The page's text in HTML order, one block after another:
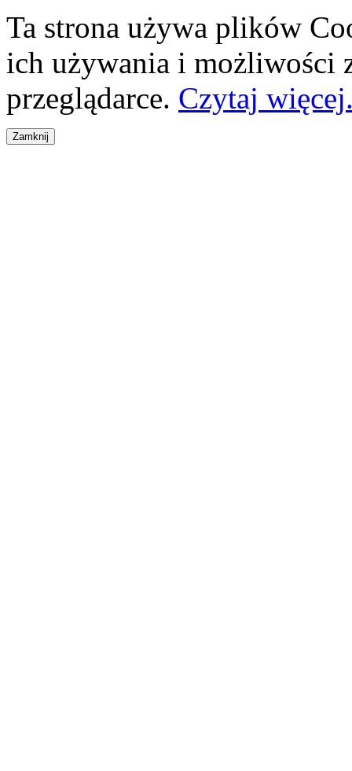
Ta strona używa plików
ich używania i możliwości
przeglądarce. Czytaj